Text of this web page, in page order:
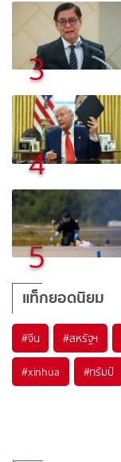
3
4
5
แท็กยอดนิยม
#จีน #สหรัฐฯ
#xinhua #ทรัมป์